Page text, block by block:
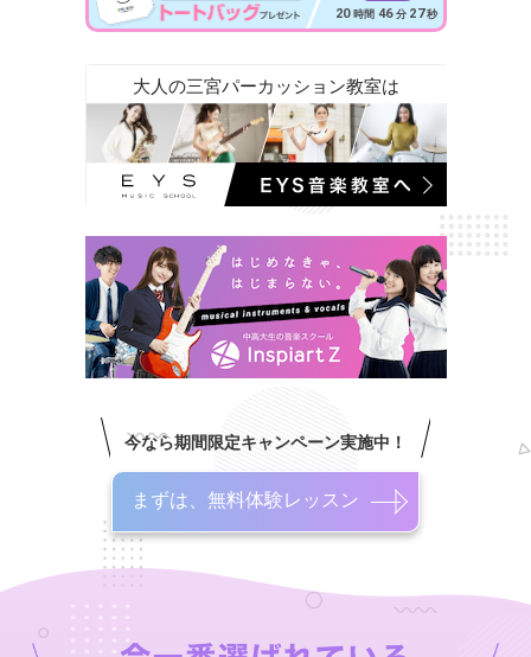
20 時間 46 分 25 秒
大人の三宮パーカッション教室は
今なら期間限定キャンペーン実施中！
まずは、無料体験レッスン